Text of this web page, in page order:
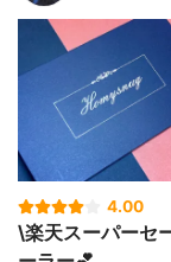
4.00
\楽天スーパーセ